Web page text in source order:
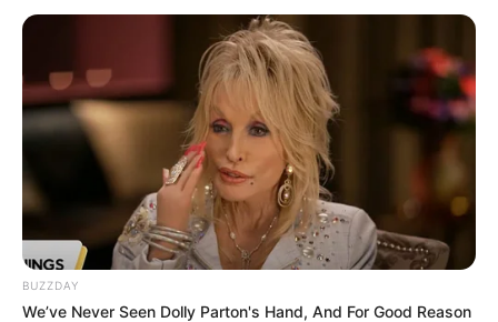
Kończy Ci się roczna subskrypcja Disney+? O
to, co musisz zrobić!
W Polsce produkcja pojawiła się niespełna trzy miesiące po
premierze w Stanach Zjednoczonych, gdzie pierwszy epizod
można było oglądać na platformieAMC+od
Emisja zakończyła się4 maja .
Bob Odenkirk w serialu „Lucky Hank”?
Serial„Lucky Hank”opowiada o niejakimWilliamie Henrym
BUZZDAY
We’ve Never Seen Dolly Parton's Hand, And For Good Reason